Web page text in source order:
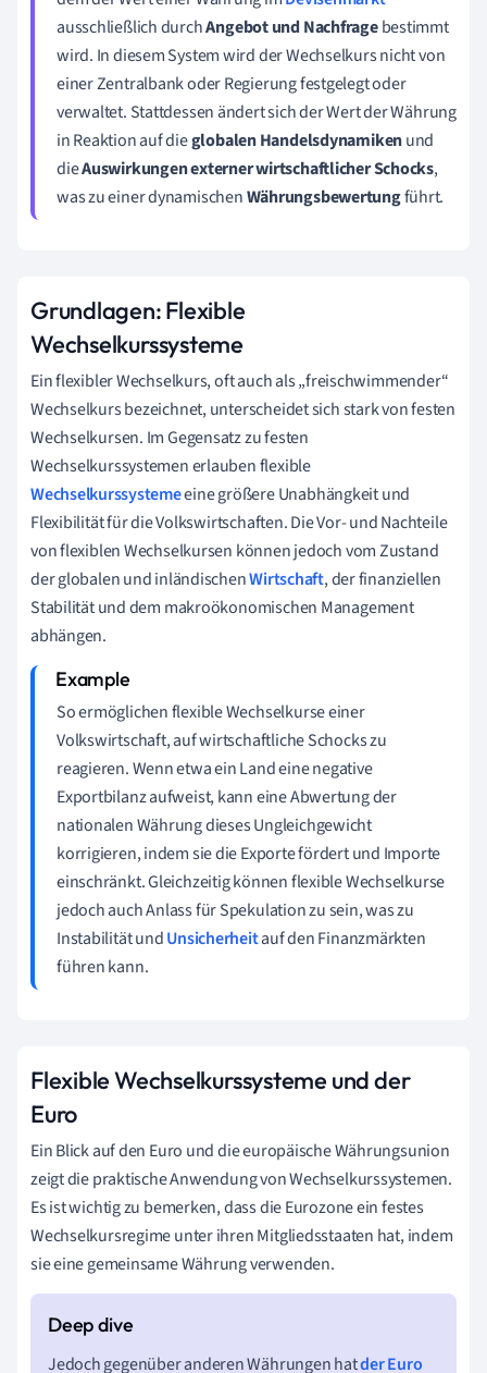
ausschließlich durchAngebot und Nachfragebestimmt
wird. In diesem System wird der Wechselkurs nicht von
einer Zentralbank oder Regierung festgelegt oder
verwaltet. Stattdessen ändert sich der Wert der Währung
in Reaktion auf dieglobalen Handelsdynamikenund
dieAuswirkungen externer wirtschaftlicher Schocks,
was zu einer dynamischenWährungsbewertungführt.
Grundlagen: Flexible
Wechselkurssysteme
Ein flexibler Wechselkurs, oft auch als „freischwimmender“
Wechselkurs bezeichnet, unterscheidet sich stark von festen
Wechselkursen. Im Gegensatz zu festen
Wechselkurssystemen erlauben flexible
Wechselkurssystemeeine größere Unabhängkeit und
Flexibilität für die Volkswirtschaften. Die Vor- und Nachteile
von flexiblen Wechselkursen können jedoch vom Zustand
der globalen und inländischenWirtschaft, der finanziellen
Stabilität und dem makroökonomischen Management
abhängen.
So ermöglichen flexible Wechselkurse einer
Volkswirtschaft, auf wirtschaftliche Schocks zu
reagieren. Wenn etwa ein Land eine negative
Exportbilanz aufweist, kann eine Abwertung der
nationalen Währung dieses Ungleichgewicht
korrigieren, indem sie die Exporte fördert und Importe
einschränkt. Gleichzeitig können flexible Wechselkurse
jedoch auch Anlass für Spekulation zu sein, was zu
Instabilität undUnsicherheitauf den Finanzmärkten
führen kann.
Flexible Wechselkurssysteme und der
Euro
Ein Blick auf den Euro und die europäische Währungsunion
zeigt die praktische Anwendung von Wechselkurssystemen.
Es ist wichtig zu bemerken, dass die Eurozone ein festes
Wechselkursregime unter ihren Mitgliedsstaaten hat, indem
sie eine gemeinsame Währung verwenden.
Jedoch gegenüber anderen Währungen hatder Euro